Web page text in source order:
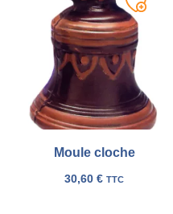
Moule cloche
30,60 € TTC
Ajouter
à
ma
liste